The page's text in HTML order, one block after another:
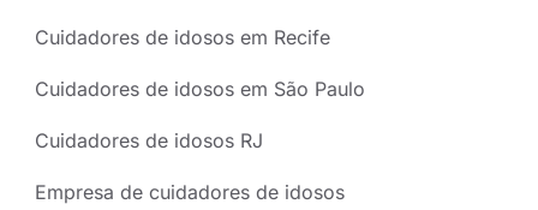
Cuidadores de idosos em Recife
Cuidadores de idosos em São Paulo
Cuidadores de idosos RJ
Empresa de cuidadores de idosos